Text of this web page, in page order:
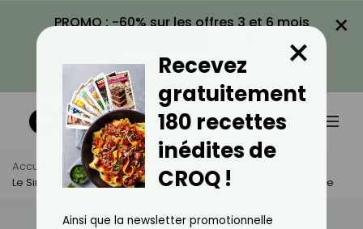
PROMO : -60% sur les offres 3 et 6 mois
VOIR LA PROMO
×
Accueil Actus
Alimentation
Le Sirop De Menthe : Bienfaits, Calories Et Utilisation En Cuisine
Recevez
gratuitement
180 recettes
inédites de
CROQ !
×
Ainsi que la newsletter promotionnelle